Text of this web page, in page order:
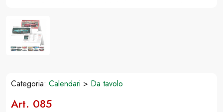
Categoria: Calendari > Da tavolo
Art. 085